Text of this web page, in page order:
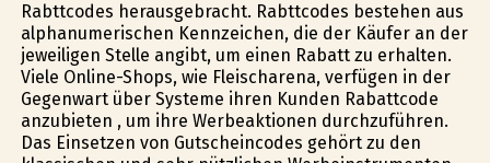
Rabttcodes herausgebracht. Rabttcodes bestehen aus
alphanumerischen Kennzeichen, die der Käufer an der
jeweiligen Stelle angibt, um einen Rabatt zu erhalten.
Viele Online-Shops, wie Fleischarena, verfügen in der
Gegenwart über Systeme ihren Kunden Rabattcode
anzubieten , um ihre Werbeaktionen durchzuführen.
Das Einsetzen von Gutscheincodes gehört zu den